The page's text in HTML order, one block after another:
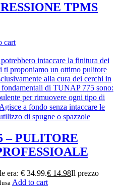
TPMS
cart
– PULITORE
era: € 34.99.€ 14.98Il prezzo
Add to cart